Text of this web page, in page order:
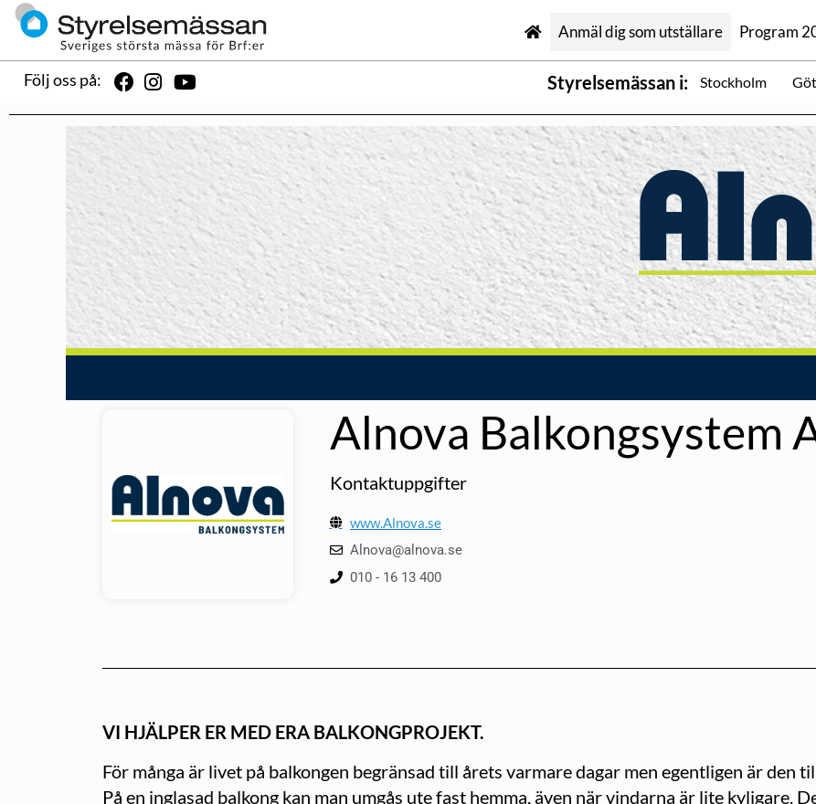
Anmäl dig som utställare Program
Följ oss på: Styrelsemässan i: Stockholm
Alnova Balkongsystem
Kontaktuppgifter
www.Alnova.se
Alnova@alnova.se
010 - 16 13 400
VI HJÄLPER ER MED ERA BALKONGPROJEKT.
För många är livet på balkongen begränsad till årets varmare dagar men egentligen är den
På en inglasad balkong kan man umgås ute fast hemma, även när vindarna är lite kyligare.